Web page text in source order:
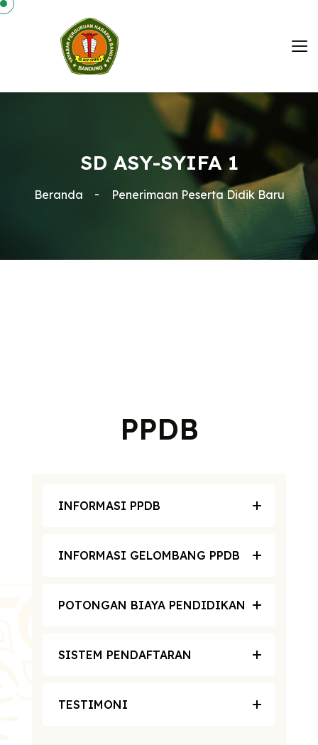
SD ASY-SYIFA 1
Beranda Penerimaan Peserta Didik Baru
PPDB
INFORMASI PPDB
INFORMASI GELOMBANG PPDB
POTONGAN BIAYA PENDIDIKAN
SISTEM PENDAFTARAN
TESTIMONI